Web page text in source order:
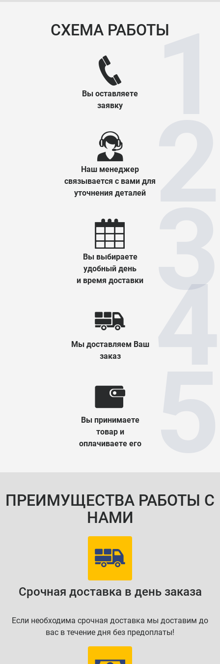
СХЕМА РАБОТЫ
Вы оставляете
заявку
Наш менеджер
связывается с вами для
уточнения деталей
Вы выбираете
удобный день
и время доставки
Мы доставляем Ваш
заказ
Вы принимаете
товар и
оплачиваете его
ПРЕИМУЩЕСТВА РАБОТЫ С
НАМИ
Срочная доставка в день заказа
Если необходима срочная доставка мы доставим до
вас в течение дня без предоплаты!